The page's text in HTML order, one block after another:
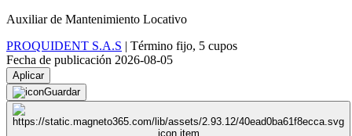
Auxiliar de Mantenimiento Locativo
PROQUIDENT S.A.S | Término fijo, 5 cupos
Fecha de publicación 2026-08-05
Aplicar
Guardar